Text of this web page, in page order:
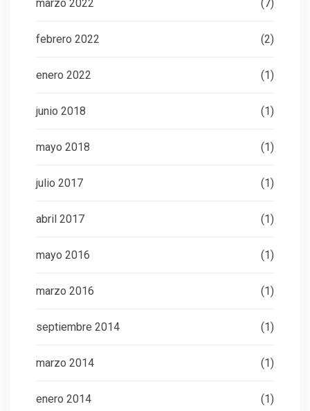
marzo 2022 (7)
febrero 2022 (2)
enero 2022 (1)
junio 2018 (1)
mayo 2018 (1)
julio 2017 (1)
abril 2017 (1)
mayo 2016 (1)
marzo 2016 (1)
septiembre 2014 (1)
marzo 2014 (1)
enero 2014 (1)